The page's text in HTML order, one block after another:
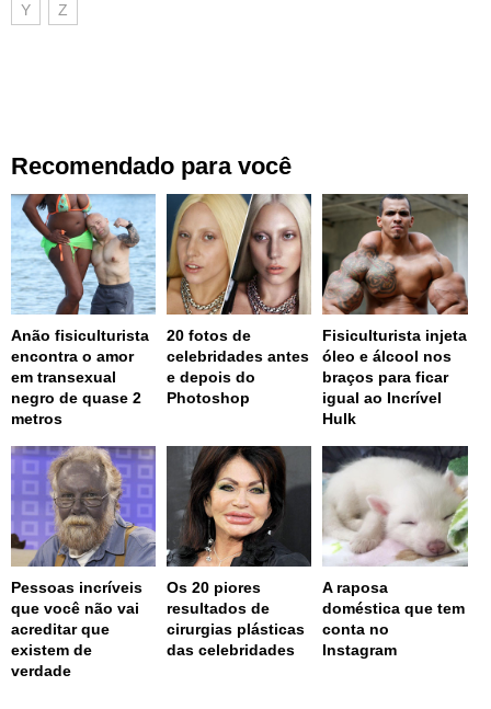
Y Z
Recomendado para você
Anão fisiculturista
encontra o amor
em transexual
negro de quase 2
metros
20 fotos de
celebridades antes
e depois do
Photoshop
Fisiculturista injeta
óleo e álcool nos
braços para ficar
igual ao Incrível
Hulk
Pessoas incríveis
que você não vai
acreditar que
existem de
verdade
Os 20 piores
resultados de
cirurgias plásticas
das celebridades
A raposa
doméstica que tem
conta no
Instagram